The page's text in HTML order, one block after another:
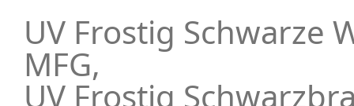
UV Frostig Schwarze
MFG,
UV Frostig